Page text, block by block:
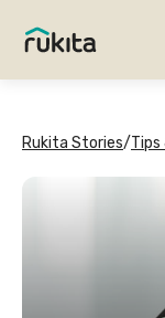
Rukita Stories/